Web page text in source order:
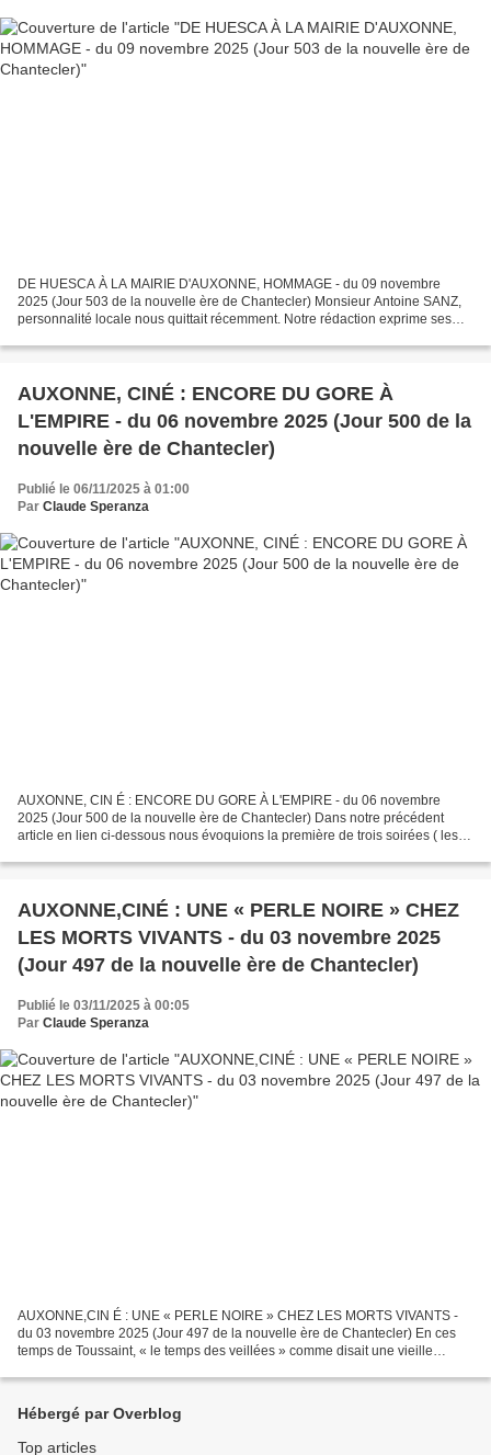
DE HUESCA À LA MAIRIE D'AUXONNE, HOMMAGE - du 09 novembre
2025 (Jour 503 de la nouvelle ère de Chantecler) Monsieur Antoine SANZ,
personnalité locale nous quittait récemment. Notre rédaction exprime ses
AUXONNE, CINÉ : ENCORE DU GORE À
L'EMPIRE - du 06 novembre 2025 (Jour 500 de la
nouvelle ère de Chantecler)
Publié le 06/11/2025 à 01:00
Par Claude Speranza
AUXONNE, CIN É : ENCORE DU GORE À L'EMPIRE - du 06 novembre
2025 (Jour 500 de la nouvelle ère de Chantecler) Dans notre précédent
article en lien ci-dessous nous évoquions la première de trois soirées ( les
AUXONNE,CINÉ : UNE « PERLE NOIRE » CHEZ
LES MORTS VIVANTS - du 03 novembre 2025
(Jour 497 de la nouvelle ère de Chantecler)
Publié le 03/11/2025 à 00:05
Par Claude Speranza
AUXONNE,CIN É : UNE « PERLE NOIRE » CHEZ LES MORTS VIVANTS -
du 03 novembre 2025 (Jour 497 de la nouvelle ère de Chantecler) En ces
temps de Toussaint, « le temps des veillées » comme disait une vieille
Hébergé par Overblog
Top articles